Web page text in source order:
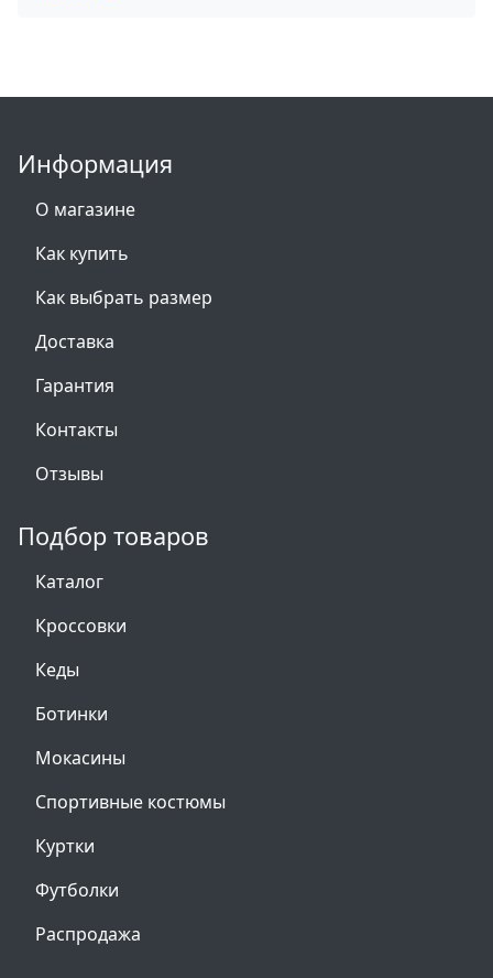
Информация
О магазине
Как купить
Как выбрать размер
Доставка
Гарантия
Контакты
Отзывы
Подбор товаров
Каталог
Кроссовки
Кеды
Ботинки
Мокасины
Спортивные костюмы
Куртки
Футболки
Распродажа